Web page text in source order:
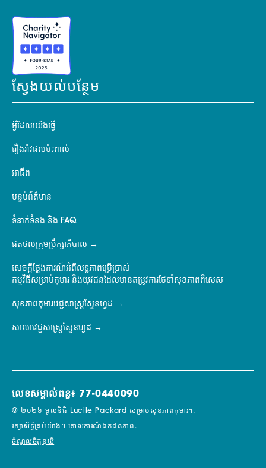
ស្វែងយល់បន្ថែម
អ្វីដែលយើងធ្វើ
រឿងរ៉ាវផលប៉ះពាល់
អាជីព
បន្ទប់ព័ត៌មាន
ទំនាក់ទំនង និង FAQ
ផតថលក្រុមប្រឹក្សាភិបាល
សេចក្តីថ្លែងការណ៍អំពីលទ្ធភាពប្រើប្រាស់
កម្មវិធីសម្រាប់កុមារ និងយុវជនដែលមានតម្រូវការថែទាំសុខភាពពិសេស
សុខភាពកុមារវេជ្ជសាស្ត្រស្ទែនហ្វដ
សាលាវេជ្ជសាស្ត្រស្ទែនហ្វដ
លេខសម្គាល់ពន្ធ៖ 77-0440090
© ២០២៦ មូលនិធិ Lucile Packard សម្រាប់សុខភាពកុមារ។.
រក្សាសិទ្ធិគ្រប់យ៉ាង។ គោលការណ៍ឯកជនភាព.
ចំណូលចិត្តខូឃី